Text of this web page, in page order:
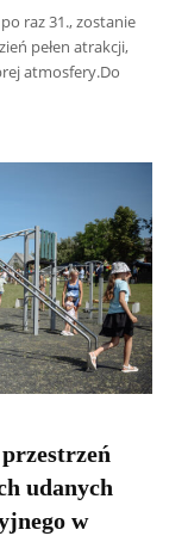
raz 31., zostanie
pełen atrakcji,
atmosfery.Do
udanych
w